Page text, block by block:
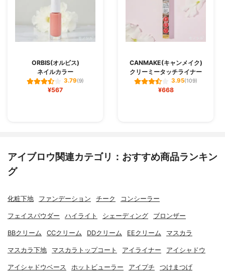
ORBIS(オルビス)
ネイルカラー
3.79(9)
¥567
CANMAKE(キャンメイク)
クリーミータッチライナー
3.95(109)
¥668
アイブロウ関連カテゴリ：おすすめ商品ランキン
グ
化粧下地 ファンデーション チーク コンシーラー
フェイスパウダー ハイライト シェーディング ブロンザー
BBクリーム CCクリーム DDクリーム EEクリーム マスカラ
マスカラ下地 マスカラトップコート アイライナー アイシャドウ
アイシャドウベース ホットビューラー アイプチ つけまつげ